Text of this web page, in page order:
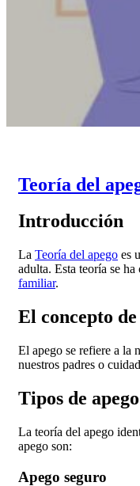
Teoría del
Introducción
La Teoría del apego es
adulta. Esta teoría se
familiar.
El concepto de
El apego se refiere a la
nuestros padres o
Tipos de apego
La teoría del apego
apego son:
Apego seguro